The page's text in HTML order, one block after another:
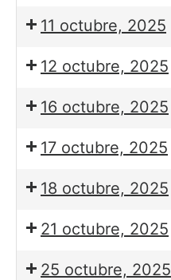
11 octubre, 2025
12 octubre, 2025
16 octubre, 2025
17 octubre, 2025
18 octubre, 2025
21 octubre, 2025
25 octubre, 2025